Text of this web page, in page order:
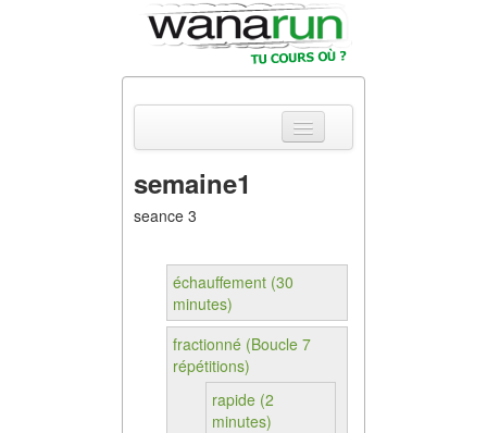
Actualités
Tests
Parcours &
Courses
Outils & Réseaux
semaine1
seance 3
échauffement (30
minutes)
fractionné (Boucle 7
répétitions)
rapide (2
minutes)